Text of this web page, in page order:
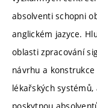
absolventi schopni
anglickém jazyce.
oblasti zpracování
návrhu a
lékařských